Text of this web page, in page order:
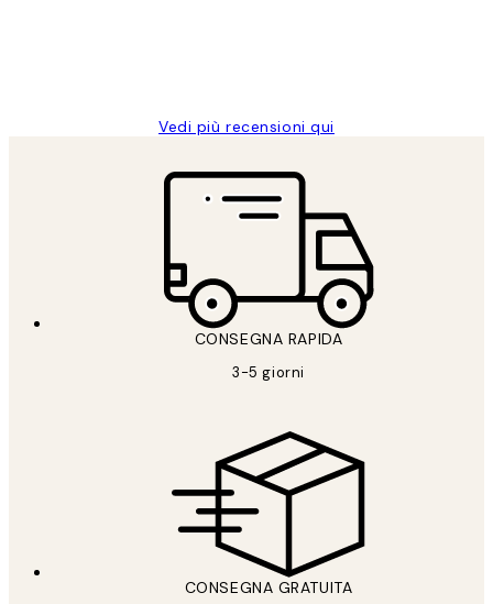
Vedi più recensioni qui
CONSEGNA RAPIDA
3-5 giorni
CONSEGNA GRATUITA